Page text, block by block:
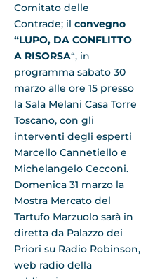
Comitato delle
Contrade; il convegno
“LUPO, DA CONFLITTO
A RISORSA“, in
programma sabato 30
marzo alle ore 15 presso
la Sala Melani Casa Torre
Toscano, con gli
interventi degli esperti
Marcello Cannetiello e
Michelangelo Cecconi.
Domenica 31 marzo la
Mostra Mercato del
Tartufo Marzuolo sarà in
diretta da Palazzo dei
Priori su Radio Robinson,
web radio della